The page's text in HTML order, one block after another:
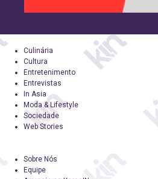
Culinária
Cultura
Entretenimento
Entrevistas
In Asia
Moda & Lifestyle
Sociedade
Web Stories
Sobre Nós
Equipe